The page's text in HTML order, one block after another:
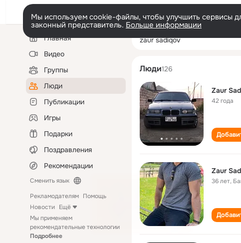
Мы используем cookie-файлы, чтобы улучшить сервисы
законный представитель. Больше информации
Левая
колонкаГлавная
Видео
Группы
Люди
Публикации
Игры
Подарки
Поздравления
Рекомендации
Сменить язык
Рекламодателям Помощь
Новости Ещё
Мы применяем
рекомендательные технологии
Подробнее
zaur sadiqov
Люди126
Zaur
42 года
Zaur
36 лет,